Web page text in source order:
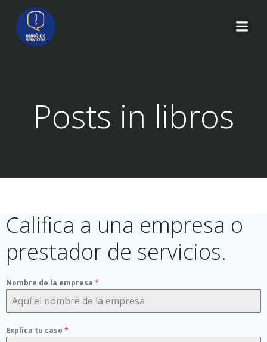
Posts in libros
Califica a una empresa o
prestador de servicios.
Nombre de la empresa *
Explica tu caso *